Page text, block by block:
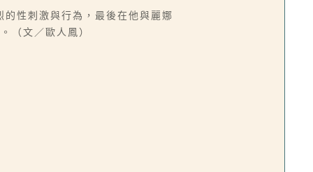
性刺激與行為，最後在他與麗娜
（文／歐人鳳）